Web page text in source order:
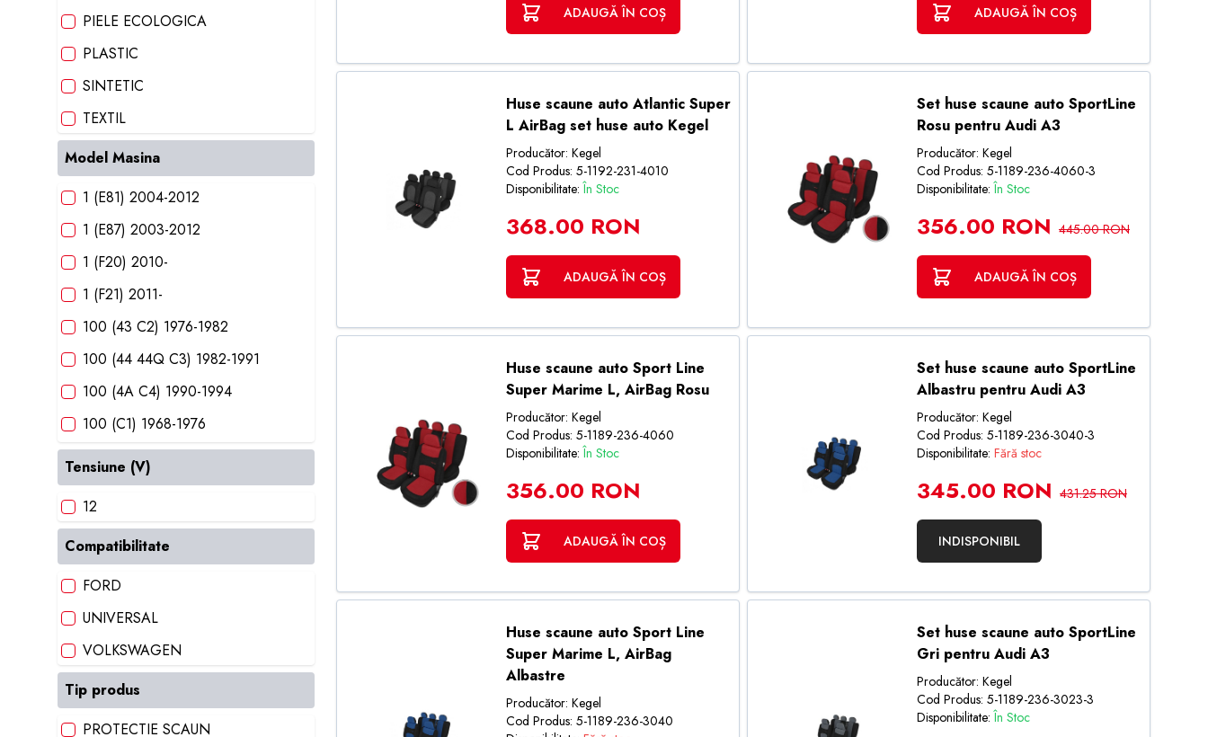
PIELE ECOLOGICA
PLASTIC
SINTETIC
TEXTIL
Model Masina
1 (E81) 2004-2012
1 (E87) 2003-2012
1 (F20) 2010-
1 (F21) 2011-
100 (43 C2) 1976-1982
100 (44 44Q C3) 1982-1991
100 (4A C4) 1990-1994
100 (C1) 1968-1976
100 AVANT (43 C2) 1977-1983
100 AVANT (44 44Q C3) 1982-
1990
100 AVANT (4A C4) 1990-1994
1007 (KM_) 2005-
105120 (744) 1983-1990
106 I (1A 1C) 1991-1996
106 II (1) 1996-
121 III (JASM JBSM) 1996-2003
Tensiune (V)
12
Compatibilitate
FORD
UNIVERSAL
VOLKSWAGEN
Tip produs
PROTECTIE SCAUN
ADAUGĂ ÎN COȘ ADAUGĂ ÎN COȘ
Huse scaune auto Atlantic Super
L AirBag set huse auto Kegel
Producător: Kegel
Cod Produs: 5-1192-231-4010
Disponibilitate:În Stoc
368.00 RON
ADAUGĂ ÎN COȘ
Set huse scaune auto SportLine
Rosu pentru Audi A3
Producător: Kegel
Cod Produs: 5-1189-236-4060-3
Disponibilitate:În Stoc
356.00 RON 445.00 RON
ADAUGĂ ÎN COȘ
Huse scaune auto Sport Line
Super Marime L, AirBag Rosu
Producător: Kegel
Cod Produs: 5-1189-236-4060
Disponibilitate:În Stoc
356.00 RON
ADAUGĂ ÎN COȘ
Set huse scaune auto SportLine
Albastru pentru Audi A3
Producător: Kegel
Cod Produs: 5-1189-236-3040-3
Disponibilitate: Fără stoc
345.00 RON 431.25 RON
INDISPONIBIL
Huse scaune auto Sport Line
Super Marime L, AirBag
Albastre
Producător: Kegel
Cod Produs: 5-1189-236-3040
Set huse scaune auto SportLine
Gri pentru Audi A3
Producător: Kegel
Cod Produs: 5-1189-236-3023-3
Disponibilitate:În Stoc